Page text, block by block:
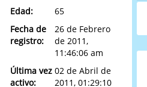
Edad:
65
Fecha de
registro:
26 de Febrero
de 2011,
11:46:06 am
Última vez
activo:
02 de Abril de
2011, 01:29:10